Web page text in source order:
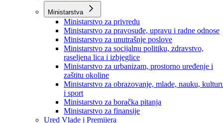
Vlada BPK Goražde
Premijer
Članovi Vlade
Ministarstva
Ministarstvo za privredu
Ministarstvo za pravosuđe, upravu i radne odnose
Ministarstvo za unutrašnje poslove
Ministarstvo za socijalnu politiku, zdravstvo,
raseljena lica i izbjeglice
Ministarstvo za urbanizam, prostorno uređenje i
zaštitu okoline
Ministarstvo za obrazovanje, mlade, nauku,
i sport